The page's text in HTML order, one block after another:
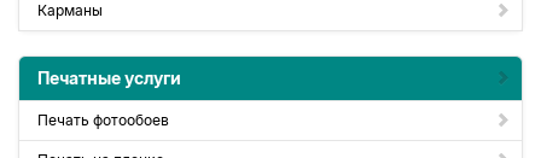
Карманы
Печатные услуги
Печать фотообоев